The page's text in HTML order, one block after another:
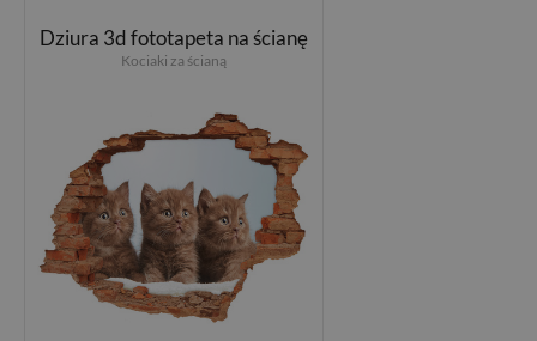
Dziura 3d fototapeta na ścianę
Kociaki za ścianą